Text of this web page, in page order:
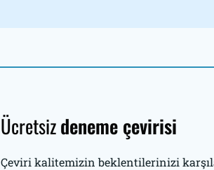
Ücretsizdeneme çevirisi
Çeviri kalitemizin beklentilerinizi